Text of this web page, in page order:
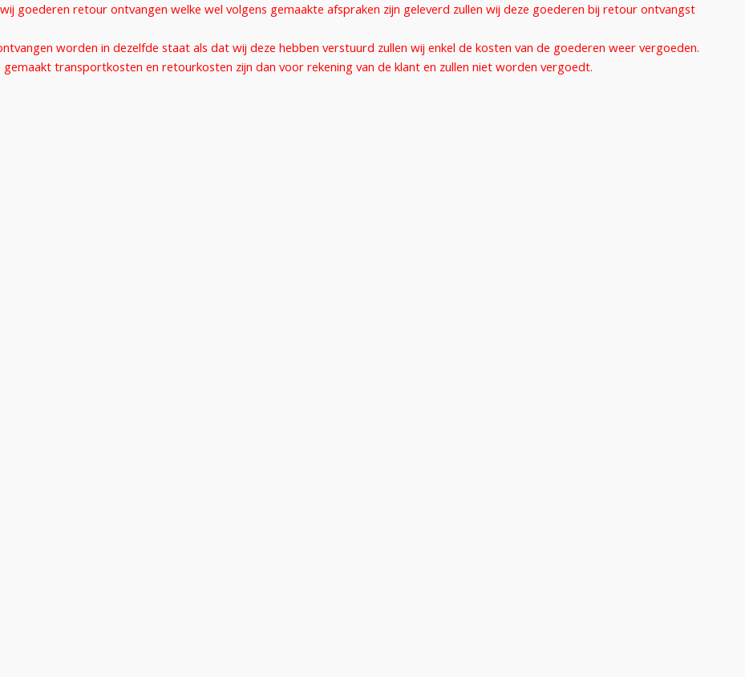
goederen retour ontvangen welke wel volgens gemaakte afspraken zijn geleverd zullen wij deze goederen bij retour ontvangst
worden in dezelfde staat als dat wij deze hebben verstuurd zullen wij enkel de kosten van de goederen weer vergoeden.
gemaakt transportkosten en retourkosten zijn dan voor rekening van de klant en zullen niet worden vergoedt.